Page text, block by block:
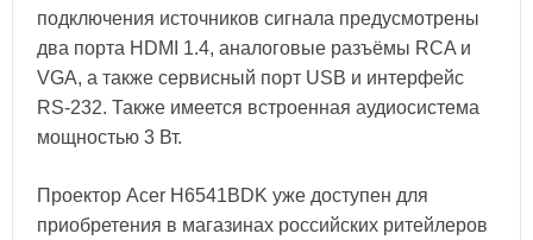
подключения источников сигнала предусмотрены
два порта HDMI 1.4, аналоговые разъёмы RCA и
VGA, а также сервисный порт USB и интерфейс
RS-232. Также имеется встроенная аудиосистема
мощностью 3 Вт.
Проектор Acer H6541BDK уже доступен для
приобретения в магазинах российских ритейлеров